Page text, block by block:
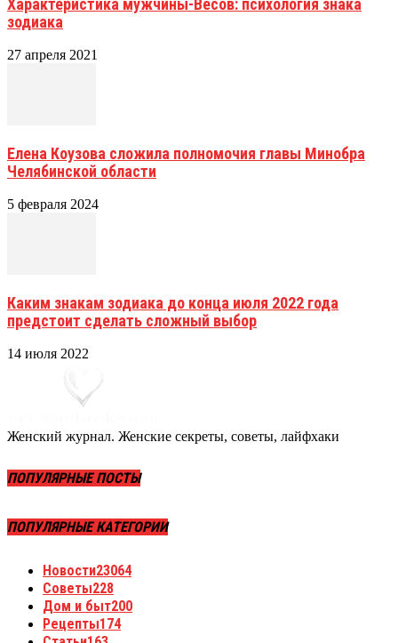
Характеристика мужчины-Весов: психология знака
зодиака
27 апреля 2021
Елена Коузова сложила полномочия главы Минобра
Челябинской области
5 февраля 2024
Каким знакам зодиака до конца июля 2022 года
предстоит сделать сложный выбор
14 июля 2022
Женский журнал. Женские секреты, советы, лайфхаки
ПОПУЛЯРНЫЕ ПОСТЫ
ПОПУЛЯРНЫЕ КАТЕГОРИИ
Новости23064
Советы228
Дом и быт200
Рецепты174